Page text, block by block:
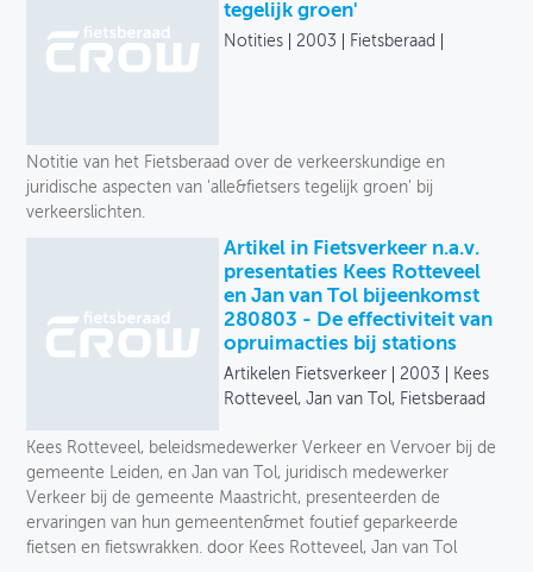
tegelijk groen'
Notities 2003 Fietsberaad
Notitie van het Fietsberaad over de verkeerskundige en
juridische aspecten van 'alle&fietsers tegelijk groen' bij
verkeerslichten.
Artikel in Fietsverkeer n.a.v.
presentaties Kees Rotteveel
en Jan van Tol bijeenkomst
280803 - De effectiviteit van
opruimacties bij stations
Artikelen Fietsverkeer 2003
Kees
Rotteveel, Jan van Tol, Fietsberaad
Kees Rotteveel, beleidsmedewerker Verkeer en Vervoer bij de
gemeente Leiden, en Jan van Tol, juridisch medewerker
Verkeer bij de gemeente Maastricht, presenteerden de
ervaringen van hun gemeenten&met foutief geparkeerde
fietsen en fietswrakken. door Kees Rotteveel, Jan van Tol